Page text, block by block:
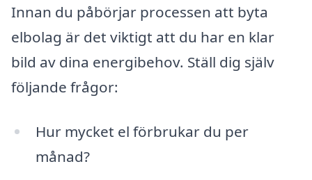
Innan du påbörjar processen att byta
elbolag är det viktigt att du har en klar
bild av dina energibehov. Ställ dig själv
följande frågor:
Hur mycket el förbrukar du per
månad?